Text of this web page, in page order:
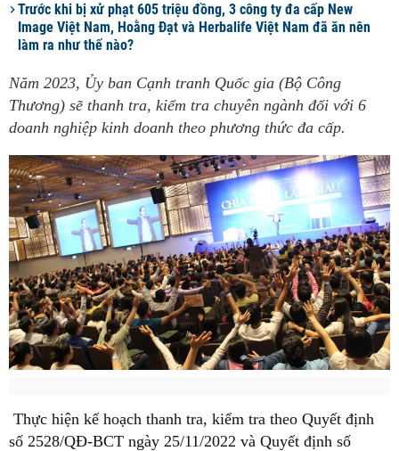
Trước khi bị xử phạt 605 triệu đồng, 3 công ty đa cấp New
Image Việt Nam, Hoằng Đạt và Herbalife Việt Nam đã ăn nên
làm ra như thế nào?
Năm 2023, Ủy ban Cạnh tranh Quốc gia (Bộ Công
Thương) sẽ thanh tra, kiểm tra chuyên ngành đối với 6
doanh nghiệp kinh doanh theo phương thức đa cấp.
Thực hiện kế hoạch thanh tra, kiểm tra theo Quyết định
số 2528/QĐ-BCT ngày 25/11/2022 và Quyết định số